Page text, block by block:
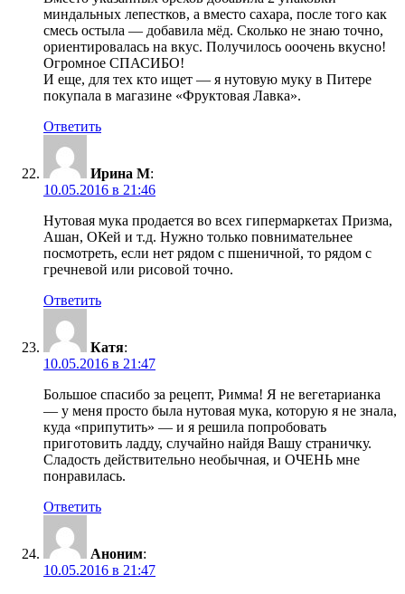
миндальных лепестков, а вместо сахара, после того как
смесь остыла — добавила мёд. Сколько не знаю точно,
ориентировалась на вкус. Получилось ооочень вкусно!
Огромное СПАСИБО!
И еще, для тех кто ищет — я нутовую муку в Питере
покупала в магазине «Фруктовая Лавка».
Ответить
Ирина М:
10.05.2016 в 21:46
Нутовая мука продается во всех гипермаркетах Призма,
Ашан, ОКей и т.д. Нужно только повнимательнее
посмотреть, если нет рядом с пшеничной, то рядом с
гречневой или рисовой точно.
Ответить
Катя:
10.05.2016 в 21:47
Большое спасибо за рецепт, Римма! Я не вегетарианка
— у меня просто была нутовая мука, которую я не знала,
куда «припутить» — и я решила попробовать
приготовить ладду, случайно найдя Вашу страничку.
Сладость действительно необычная, и ОЧЕНЬ мне
понравилась.
Ответить
Аноним:
10.05.2016 в 21:47